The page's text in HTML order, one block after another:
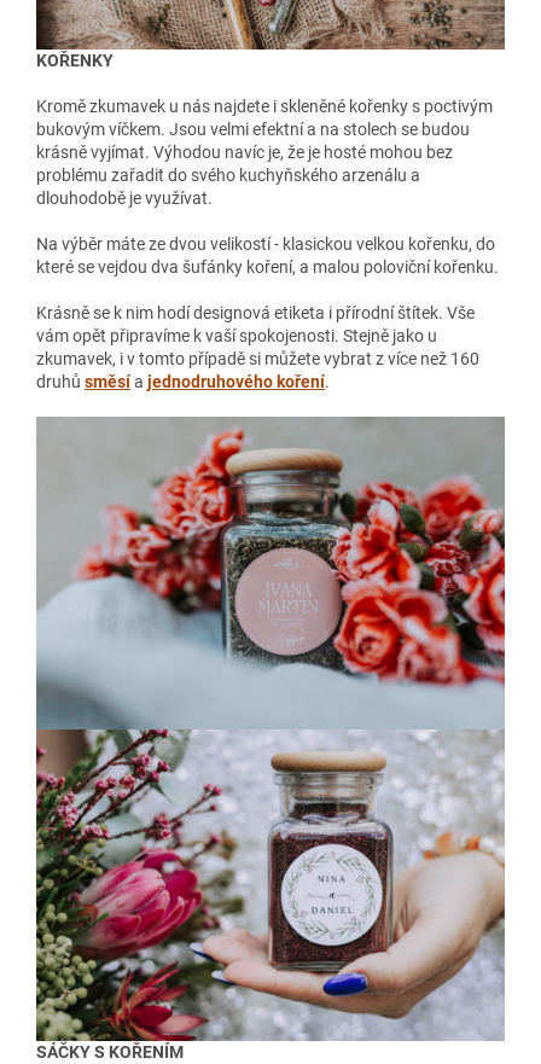
KOŘENKY
Kromě zkumavek u nás najdete i skleněné kořenky s poctivým
bukovým víčkem. Jsou velmi efektní a na stolech se budou
krásně vyjímat. Výhodou navíc je, že je hosté mohou bez
problému zařadit do svého kuchyňského arzenálu a
dlouhodobě je využívat.
Na výběr máte ze dvou velikostí - klasickou velkou kořenku, do
které se vejdou dva šufánky koření, a malou poloviční kořenku.
Krásně se k nim hodí designová etiketa i přírodní štítek. Vše
vám opět připravíme k vaší spokojenosti. Stejně jako u
zkumavek, i v tomto případě si můžete vybrat z více než 160
druhů směsía jednodruhového koření.
SÁČKY S KOŘENÍM